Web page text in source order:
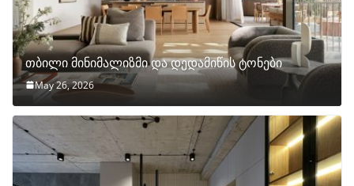
თბილი მინიმალიზმი და დედამიწის ტონები
May 26, 2026